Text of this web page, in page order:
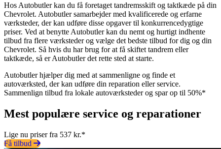
Hos Autobutler kan du få foretaget tandremsskift og taktkæde på din
Chevrolet. Autobutler samarbejder med kvalificerede og erfarne
værksteder, der kan udføre disse opgaver til konkurrencedygtige
priser. Ved at benytte Autobutler kan du nemt og hurtigt indhente
tilbud fra flere værksteder og vælge det bedste tilbud for dig og din
Chevrolet. Så hvis du har brug for at få skiftet tandrem eller
taktkæde, så er Autobutler det rette sted at starte.
Autobutler hjælper dig med at sammenligne og finde et
autoværksted, der kan udføre din reparation eller service.
Sammenlign tilbud fra lokale autoværksteder og spar op til 50%*
Mest populære service og reparationer
Lige nu priser fra 537 kr.*
Få tilbud